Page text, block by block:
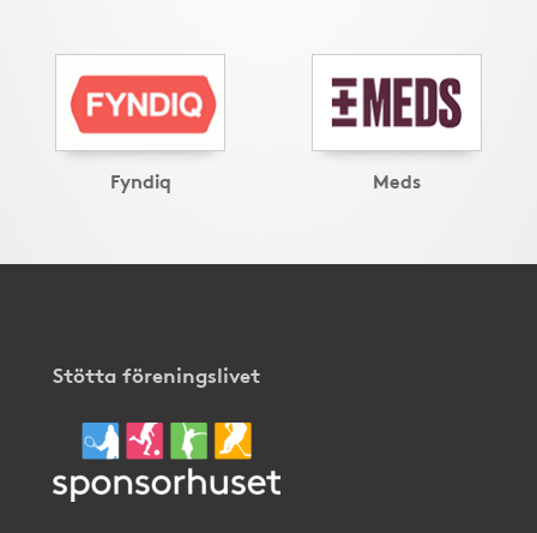
Fyndiq Meds
Stötta föreningslivet